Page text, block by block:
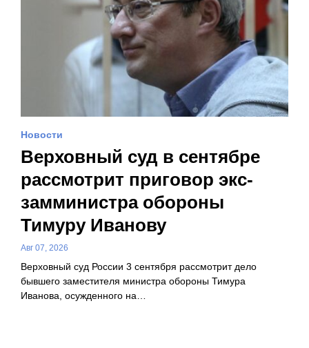
Новости
Верховный суд в сентябре
рассмотрит приговор экс-
замминистра обороны
Тимуру Иванову
Авг 07, 2026
Верховный суд России 3 сентября рассмотрит дело
бывшего заместителя министра обороны Тимура
Иванова, осужденного на…